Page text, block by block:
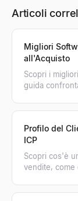
Articoli
Migliori
all'Acquisto
Scopri i
guida
Profilo del
ICP
Scopri cos'è
vendite, come